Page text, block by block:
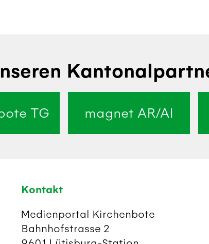
TG magnet AR/AI
Kontakt
Medienportal Kirchenbote
Bahnhofstrasse 2